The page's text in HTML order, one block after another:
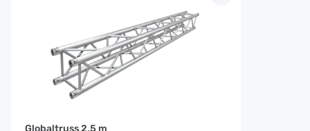
Globaltruss 2,5 m